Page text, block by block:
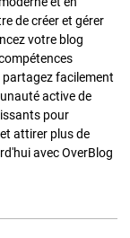
de créer et gérer
votre blog
partagez facilement
active de
pour
attirer plus de
avec OverBlog